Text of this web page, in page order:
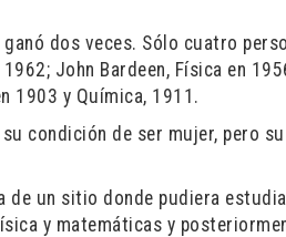
dos veces. Sólo cuatro
John Bardeen, Física en
1903 y Química, 1911.
condición de ser mujer, pero
un sitio donde pudiera
y matemáticas y